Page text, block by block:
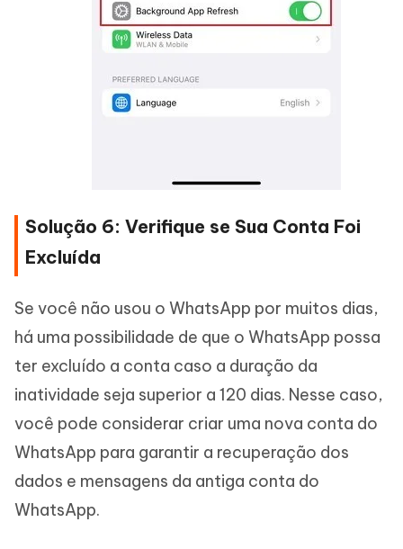
Solução 6: Verifique se Sua Conta Foi
Excluída
Se você não usou o WhatsApp por muitos dias,
há uma possibilidade de que o WhatsApp possa
ter excluído a conta caso a duração da
inatividade seja superior a 120 dias. Nesse caso,
você pode considerar criar uma nova conta do
WhatsApp para garantir a recuperação dos
dados e mensagens da antiga conta do
WhatsApp.